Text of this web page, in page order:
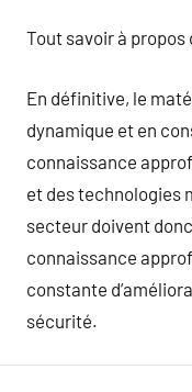
Tout savoir à propos
En définitive, le
dynamique et en
connaissance
et des technologies
secteur doivent
connaissance
constante
sécurité.